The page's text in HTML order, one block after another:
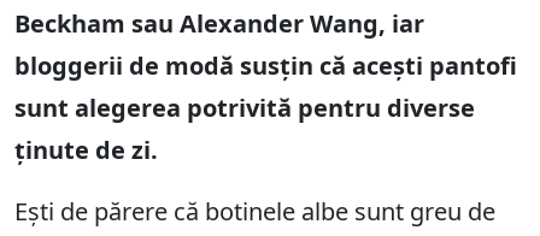
Beckham sau Alexander Wang, iar
bloggerii de modă susțin că acești pantofi
sunt alegerea potrivită pentru diverse
ținute de zi.
Ești de părere că botinele albe sunt greu de